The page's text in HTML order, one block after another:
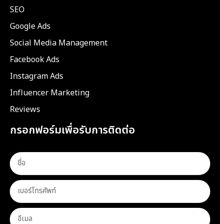
SEO
Google Ads
Social Media Management
Facebook Ads
Instagram Ads
Influencer Marketing
Reviews
กรอกฟอร์มเพื่อรับการติดต่อ